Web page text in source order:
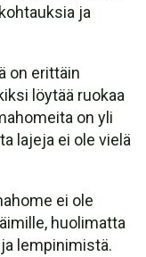
ja
on erittäin
löytää ruokaa
on yli
lajeja ei ole vielä
ei ole
huolimatta
lempinimistä.